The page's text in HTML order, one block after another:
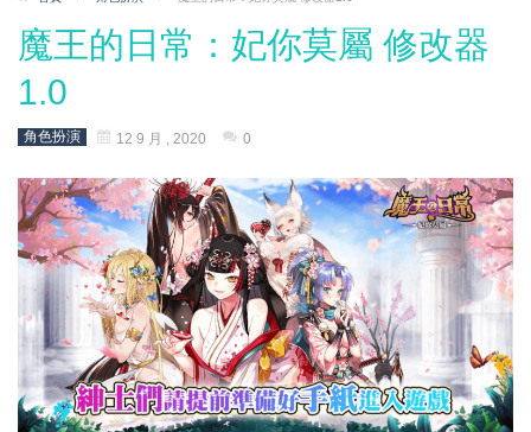
魔王的日常：妃你莫屬 修改器
1.0
角色扮演 12 9 月 , 2020 0